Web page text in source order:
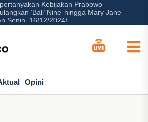
Kebijakan Prabowo
‘Bali’ Nine’ hingga Mary Jane
Senin, 16/12/2024)
Opini